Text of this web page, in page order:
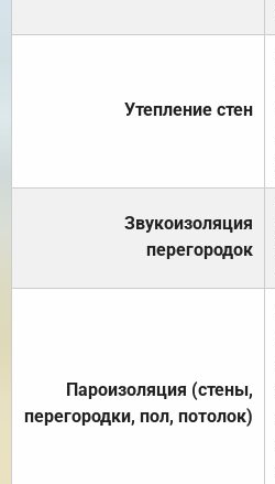
Утепление стен
Звукоизоляция
перегородок
Пароизоляция (стены,
перегородки, пол, потолок)